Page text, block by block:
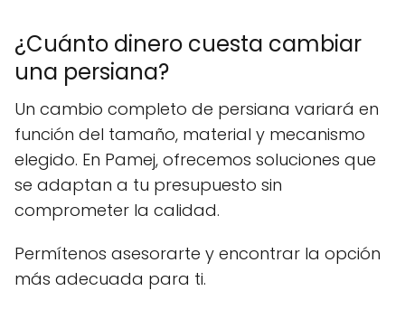
¿Cuánto dinero cuesta cambiar
una persiana?
Un cambio completo de persiana variará en
función del tamaño, material y mecanismo
elegido. En Pamej, ofrecemos soluciones que
se adaptan a tu presupuesto sin
comprometer la calidad.
Permítenos asesorarte y encontrar la opción
más adecuada para ti.